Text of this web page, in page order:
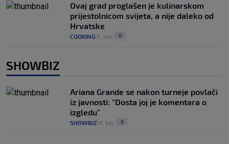
Ovaj grad proglašen je kulinarskom
prijestolnicom svijeta, a nije daleko od
Hrvatske
COOKING 5. kol. 0
SHOWBIZ
Ariana Grande se nakon turneje povlači
iz javnosti: "Dosta joj je komentara o
izgledu"
SHOWBIZ 4. kol. 0